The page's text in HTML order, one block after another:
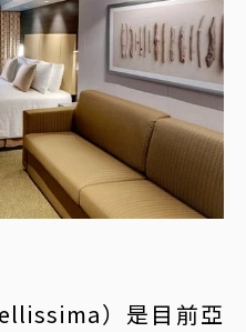
）是目前亞